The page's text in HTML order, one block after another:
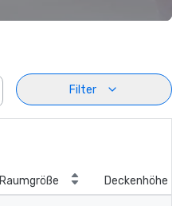
Filter
Raumgröße Deckenhöhe